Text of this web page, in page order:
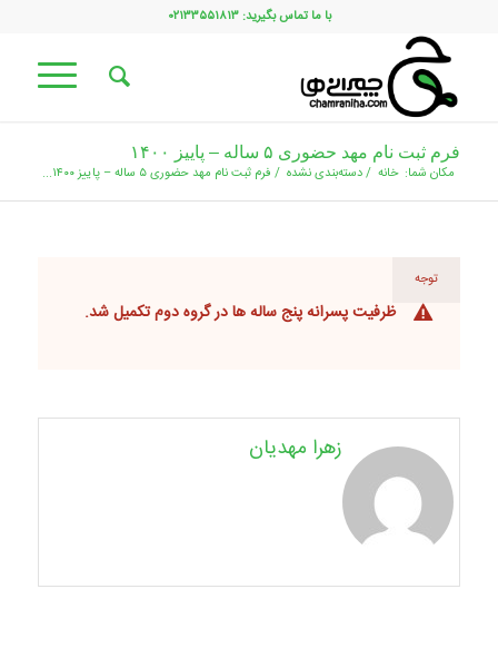
با ما تماس بگیرید: ۰۲۱۳۳۵۵۱۸۱۳
فرم ثبت نام مهد حضوری ۵ ساله – پاییز ۱۴۰۰
مکان شما: خانه /دسته‌بندی نشده / فرم ثبت نام مهد حضوری ۵ ساله – پاییز ۱۴۰۰...
توجه
ظرفیت پسرانه پنج ساله ها در گروه دوم تکمیل شد.
زهرا مهدیان